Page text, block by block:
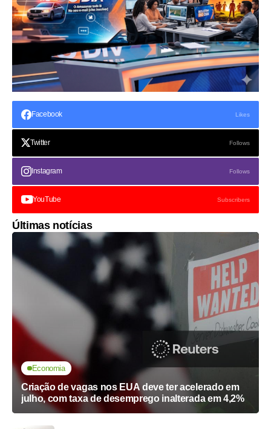
Facebook Likes
Twitter Follows
Instagram Follows
YouTube Subscribers
Últimas notícias
Economia
Criação de vagas nos EUA deve ter acelerado em
julho, com taxa de desemprego inalterada em 4,2%